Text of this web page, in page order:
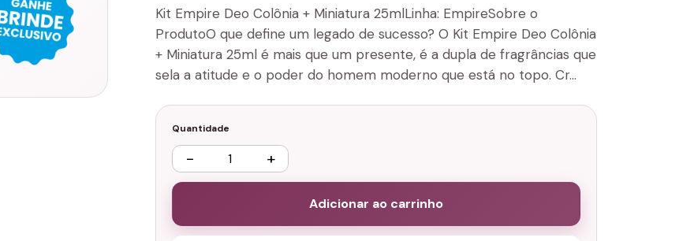
Kit Empire Deo Colônia + Miniatura 25mlLinha: EmpireSobre o
ProdutoO que define um legado de sucesso? O Kit Empire Deo Colônia
+ Miniatura 25ml é mais que um presente, é a dupla de fragrâncias que
sela a atitude e o poder do homem moderno que está no topo. Cr…
Quantidade
− +
Adicionar ao carrinho